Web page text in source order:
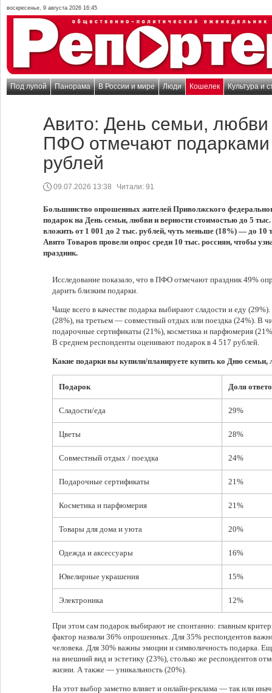
воскресенье, 9 августа 2026 16:45
Под лупой Панорама В России и мире Люди Кошелек Культура и
Авито: День семьи, любви
ПФО отмечают
рублей
09.07.2026 13:38 Читали: 91
Большинство опрошенных жителей Приволжского
подарок на День семьи, любви и верности стоимостью до 5
вложить от 1 001 до 2 тыс. рублей, чуть меньше (18%) — до
Авито Товаров провели опрос среди 10 тыс. россиян, чтобы
праздник.
Исследование показало, что в ПФО отмечают праздник 49%
дарить близким подарки.
Чаще всего в качестве подарка выбирают сладости и еду
(28%), на третьем — совместный отдых или поездка (24%). В
подарочные сертификаты (21%), косметика и парфюмерия
В среднем респонденты оценивают подарок в 4 517 рублей.
Какие подарки вы купили/планируете купить ко Дню семьи,
Подарок Доля
Сладости/еда 29%
Цветы 28%
Совместный отдых / поездка 24%
Подарочные сертификаты 21%
Косметика и парфюмерия 21%
Товары для дома и уюта 20%
Одежда и аксессуары 16%
Ювелирные украшения 15%
Электроника 12%
При этом сам подарок выбирают не спонтанно: главным
фактор назвали 36% опрошенных. Для 35% респондентов
человека. Для 30% важны эмоции и символичность подарка.
на внешний вид и эстетику (23%), столько же респондентов
жизни. А также — уникальность (20%).
На этот выбор заметно влияет и онлайн-реклама — так или